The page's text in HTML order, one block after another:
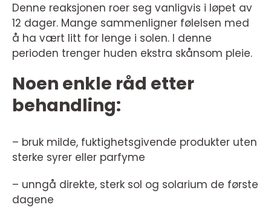
Denne reaksjonen roer seg vanligvis i løpet av
12 dager. Mange sammenligner følelsen med
å ha vært litt for lenge i solen. I denne
perioden trenger huden ekstra skånsom pleie.
Noen enkle råd etter
behandling:
– bruk milde, fuktighetsgivende produkter uten
sterke syrer eller parfyme
– unngå direkte, sterk sol og solarium de første
dagene